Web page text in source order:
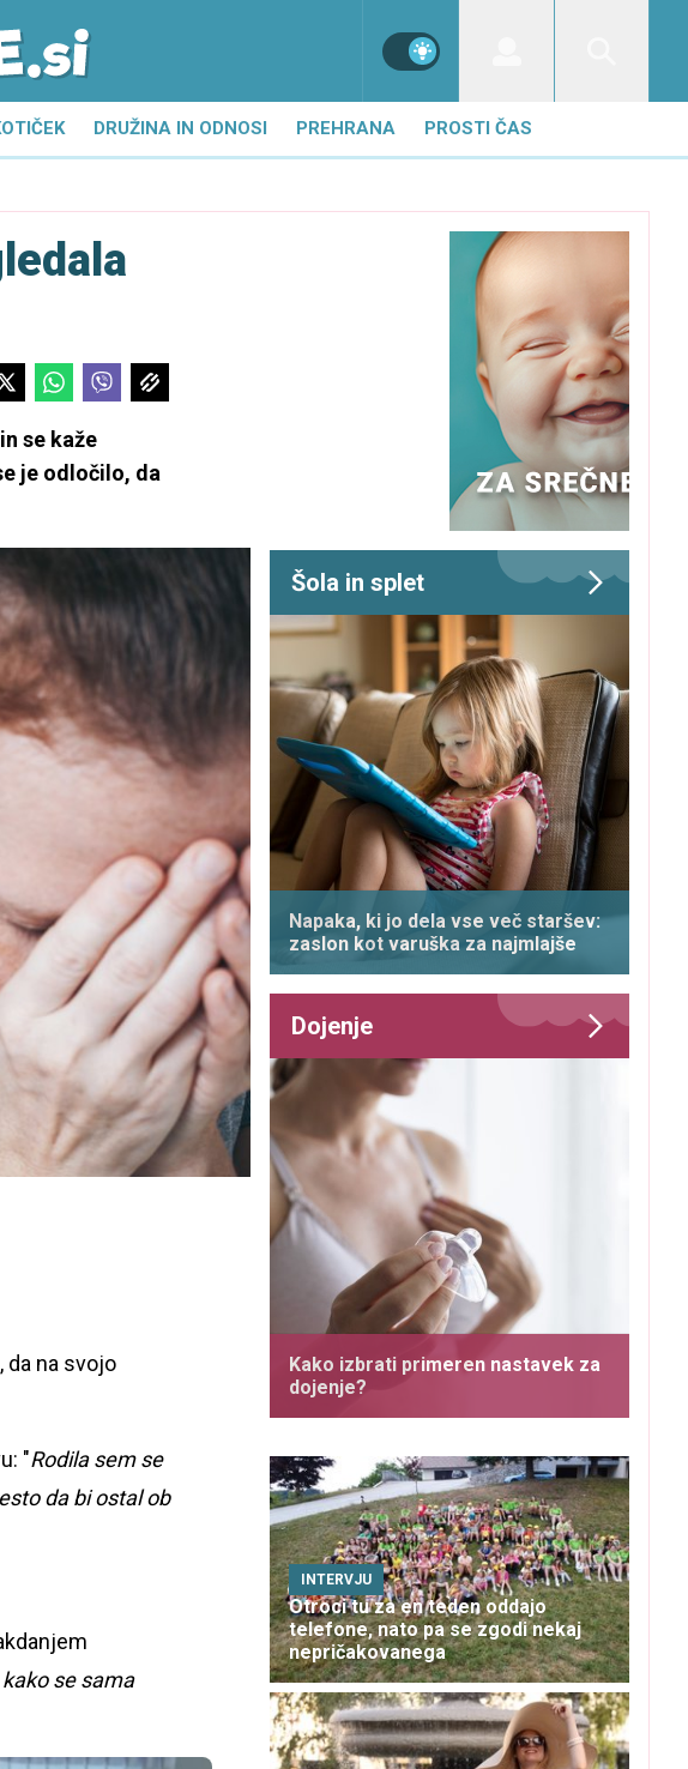
DRUŽINA IN ODNOSI PREHRANA PROSTI ČAS
se kaže
je odločilo, da
da na svojo
"Rodila sem se
da bi ostal ob
se sama
Šola in splet
Napaka, ki jo dela vse več staršev:
zaslon kot varuška za najmlajše
Dojenje
Kako izbrati primeren nastavek za
dojenje?
INTERVJU
Otroci tu za en teden oddajo
telefone, nato pa se zgodi nekaj
nepričakovanega